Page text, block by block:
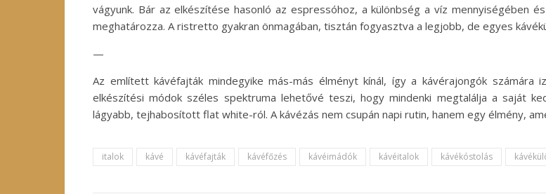
vágyunk. Bár az elkészítése hasonló az espressóhoz, a különbség a víz mennyiségében
meghatározza. A ristretto gyakran önmagában, tisztán fogyasztva a legjobb, de egyes
—
Az említett kávéfajták mindegyike más-más élményt kínál, így a kávérajongók számára
elkészítési módok széles spektruma lehetővé teszi, hogy mindenki megtalálja a saját
lágyabb, tejhabosított flat white-ról. A kávézás nem csupán napi rutin, hanem egy élmény,
italok kávé kávéfajták kávéfőzés kávéimádók kávéitalok kávékóstolás